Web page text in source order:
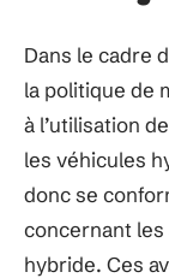
Dans le cadre
la politique de
à l’utilisation
les véhicules
donc se
concernant les
hybride. Ces